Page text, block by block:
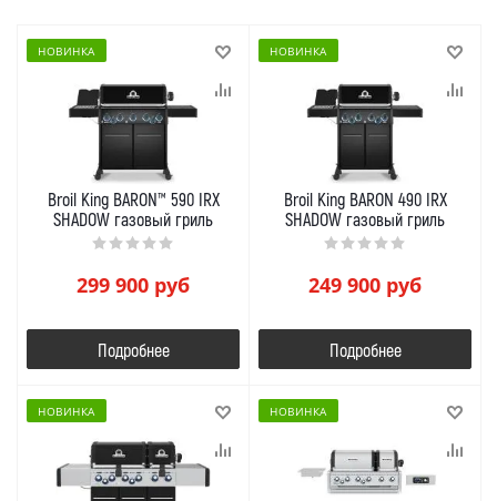
НОВИНКА
Broil King BARON™ 590 IRX
SHADOW газовый гриль
299 900 руб
Подробнее
НОВИНКА
Broil King BARON 490 IRX
SHADOW газовый гриль
249 900 руб
Подробнее
НОВИНКА НОВИНКА